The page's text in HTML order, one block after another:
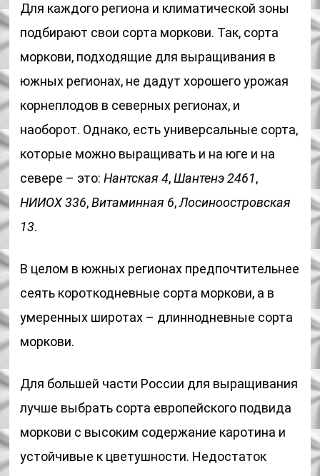
Для каждого региона и климатической зоны
подбирают свои сорта моркови. Так, сорта
моркови, подходящие для выращивания в
южных регионах, не дадут хорошего урожая
корнеплодов в северных регионах, и
наоборот. Однако, есть универсальные сорта,
которые можно выращивать и на юге и на
севере – это:Нантская 4,Шантенэ 2461,
НИИОХ 336,Витаминная 6,Лосиноостровская
13.
В целом в южных регионах предпочтительнее
сеять короткодневные сорта моркови, а в
умеренных широтах – длиннодневные сорта
моркови.
Для большей части России для выращивания
лучше выбрать сорта европейского подвида
моркови с высоким содержание каротина и
устойчивые к цветушности. Недостаток